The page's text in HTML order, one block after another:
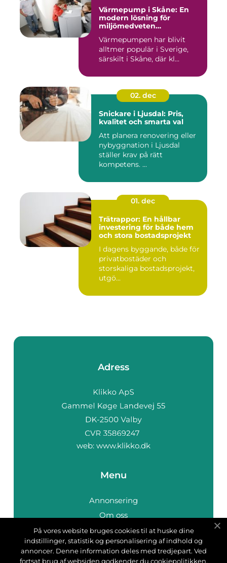
Värmepump i Skåne: En
modern lösning för
miljömedveten
Värmepumpen har blivit
alltmer populär i Sverige,
särskilt i Skåne, där kl...
02. dec
Snickare i Ljusdal: Pris,
kvalitet och smarta val
Att planera renovering eller
nybyggnation i Ljusdal
ställer krav på rätt
kompetens. ...
01. dec
Trätrappor: En hållbar
investering för både hem
och stora bostadsprojekt
I dagens byggande, både för
privatbostäder och
storskaliga bostadsprojekt,
utgö...
Adress
web: www.klikko.dk
Menu
Annonsering
Om oss
Cookies
Kontakta oss
Sitemap
På vores website bruges cookies til at huske dine
indstillinger, statistik og personalisering af indhold og
annoncer. Denne information deles med tredjepart. Ved
fortsat brug af websiden godkender du cookiepolitikken.